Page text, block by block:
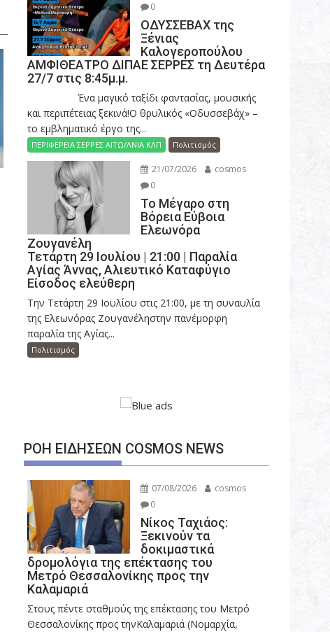
0
ΟΔΥΣΣΕΒΑΧ της
Ξένιας
Καλογεροπούλου
ΑΜΦΙΘΕΑΤΡΟ ΔΙΠΑΕ ΣΕΡΡΕΣ τη Δευτέρα
27/7 στις 8:45μ.μ.
Ένα μαγικό ταξίδι φαντασίας, μουσικής
και περιπέτειας ξεκινά!Ο θρυλικός «Οδυσσεβάχ» –
το εμβληματικό έργο της...
ΠΕΡΙΦΕΡΕΙΑ ΣΕΡΡΕΣ ΑΙΤΩ/ΛΝΙΑ ΚΛΠ Πολιτισμός
21/07/2026
cosmos
0
Το Μέγαρο στη
Βόρεια Εύβοια
Ελεωνόρα
Ζουγανέλη
Τετάρτη 29 Ιουλίου | 21:00 | Παραλία
Αγίας Άννας, Αλιευτικό Καταφύγιο
Είσοδος ελεύθερη
Την Τετάρτη 29 Ιουλίου στις 21:00, με τη συναυλία
της Ελεωνόρας Ζουγανέληστην πανέμορφη
παραλία της Αγίας...
Πολιτισμός
ΡΟΗ ΕΙΔΗΣΕΩΝ COSMOS NEWS
07/08/2026
cosmos
0
Νίκος Ταχιάος:
Ξεκινούν τα
δοκιμαστικά
δρομολόγια της επέκτασης του
Μετρό Θεσσαλονίκης προς την
Καλαμαριά
Στους πέντε σταθμούς της επέκτασης του Μετρό
Θεσσαλονίκης προς τηνΚαλαμαριά (Νομαρχία,